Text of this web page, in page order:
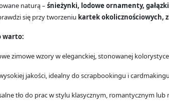
naturą – śnieżynki, lodowe ornamenty,
się przy tworzeniu kartek okolicznościowych,
warto:
zimowe wzory w eleganckiej, stonowanej kolorystyce,
jakości, idealny do scrapbookingu i cardmakingu,
tło do prac w stylu klasycznym, romantycznym lub